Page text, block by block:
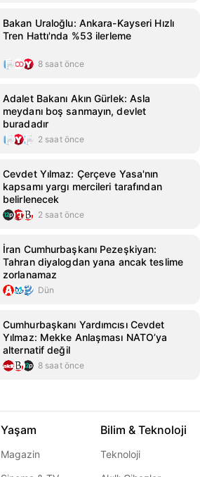
Bakan Uraloğlu: Ankara-Kayseri Hızlı
Tren Hattı'nda %53 ilerleme
8 saat önce
Adalet Bakanı Akın Gürlek: Asla
meydanı boş sanmayın, devlet
buradadır
2 saat önce
Cevdet Yılmaz: Çerçeve Yasa'nın
kapsamı yargı mercileri tarafından
belirlenecek
2 saat önce
İran Cumhurbaşkanı Pezeşkiyan:
Tahran diyalogdan yana ancak teslime
zorlanamaz
Dün
Cumhurbaşkanı Yardımcısı Cevdet
Yılmaz: Mekke Anlaşması NATO’ya
alternatif değil
8 saat önce
Yaşam
Magazin
Bilim & Teknoloji
Teknoloji